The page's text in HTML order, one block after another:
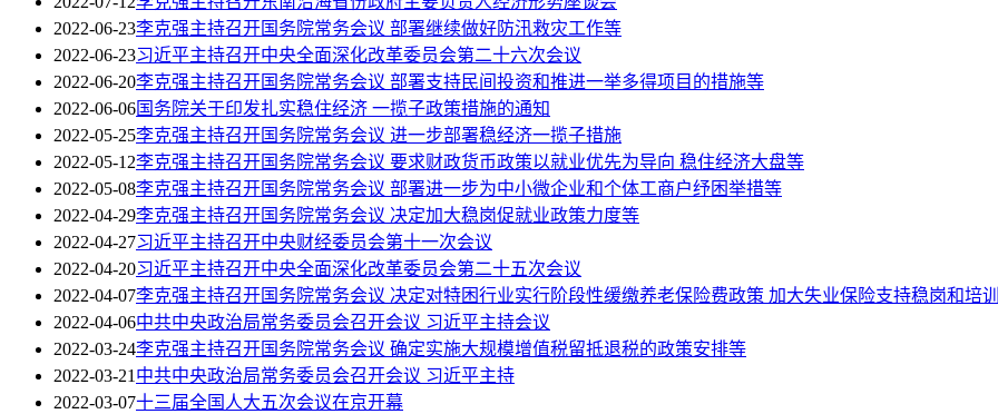
2022-06-23李克强主持召开国务院常务会议 部署继续做好防汛救灾工作等
2022-06-23习近平主持召开中央全面深化改革委员会第二十六次会议
2022-06-20李克强主持召开国务院常务会议 部署支持民间投资和推进一举多得项目的措施等
2022-06-06国务院关于印发扎实稳住经济 一揽子政策措施的通知
2022-05-25李克强主持召开国务院常务会议 进一步部署稳经济一揽子措施
2022-05-12李克强主持召开国务院常务会议 要求财政货币政策以就业优先为导向 稳住经济大盘等
2022-05-08李克强主持召开国务院常务会议 部署进一步为中小微企业和个体工商户纾困举措等
2022-04-29李克强主持召开国务院常务会议 决定加大稳岗促就业政策力度等
2022-04-27习近平主持召开中央财经委员会第十一次会议
2022-04-20习近平主持召开中央全面深化改革委员会第二十五次会议
2022-04-07李克强主持召开国务院常务会议 决定对特困行业实行阶段性缓缴养老保险费政策 加大失业保险支持稳岗和培
2022-04-06中共中央政治局常务委员会召开会议 习近平主持会议
2022-03-24李克强主持召开国务院常务会议 确定实施大规模增值税留抵退税的政策安排等
2022-03-21中共中央政治局常务委员会召开会议 习近平主持
2022-03-07十三届全国人大五次会议在京开幕